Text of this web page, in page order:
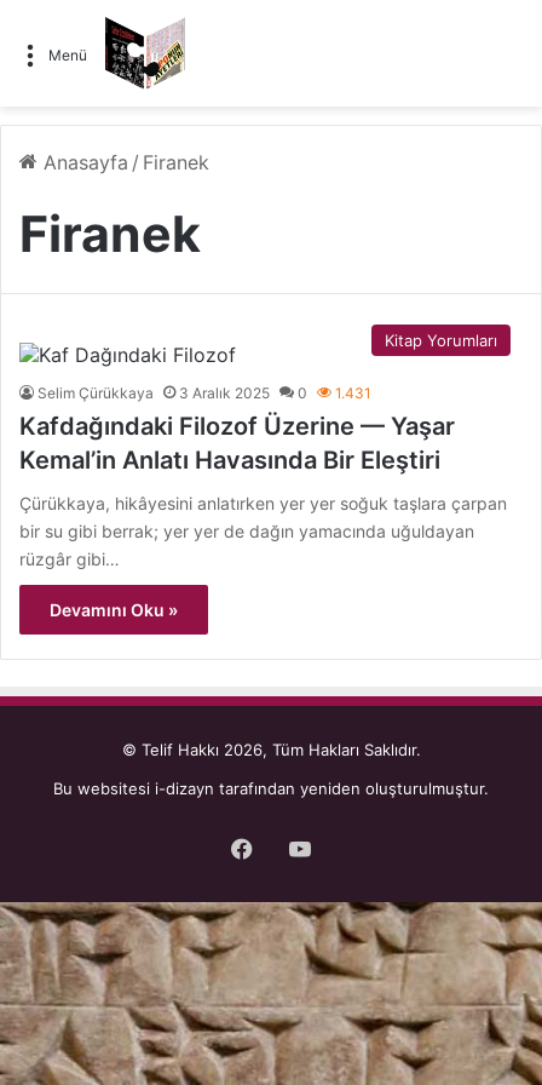
Menü
Anasayfa / Firanek
Firanek
Kitap Yorumları
Selim Çürükkaya 3 Aralık 2025 0 1.431
Kafdağındaki Filozof Üzerine — Yaşar
Kemal’in Anlatı Havasında Bir Eleştiri
Çürükkaya, hikâyesini anlatırken yer yer soğuk taşlara çarpan
bir su gibi berrak; yer yer de dağın yamacında uğuldayan
rüzgâr gibi…
Devamını Oku »
© Telif Hakkı 2026, Tüm Hakları Saklıdır.
Bu websitesi i-dizayn tarafından yeniden oluşturulmuştur.
Facebook